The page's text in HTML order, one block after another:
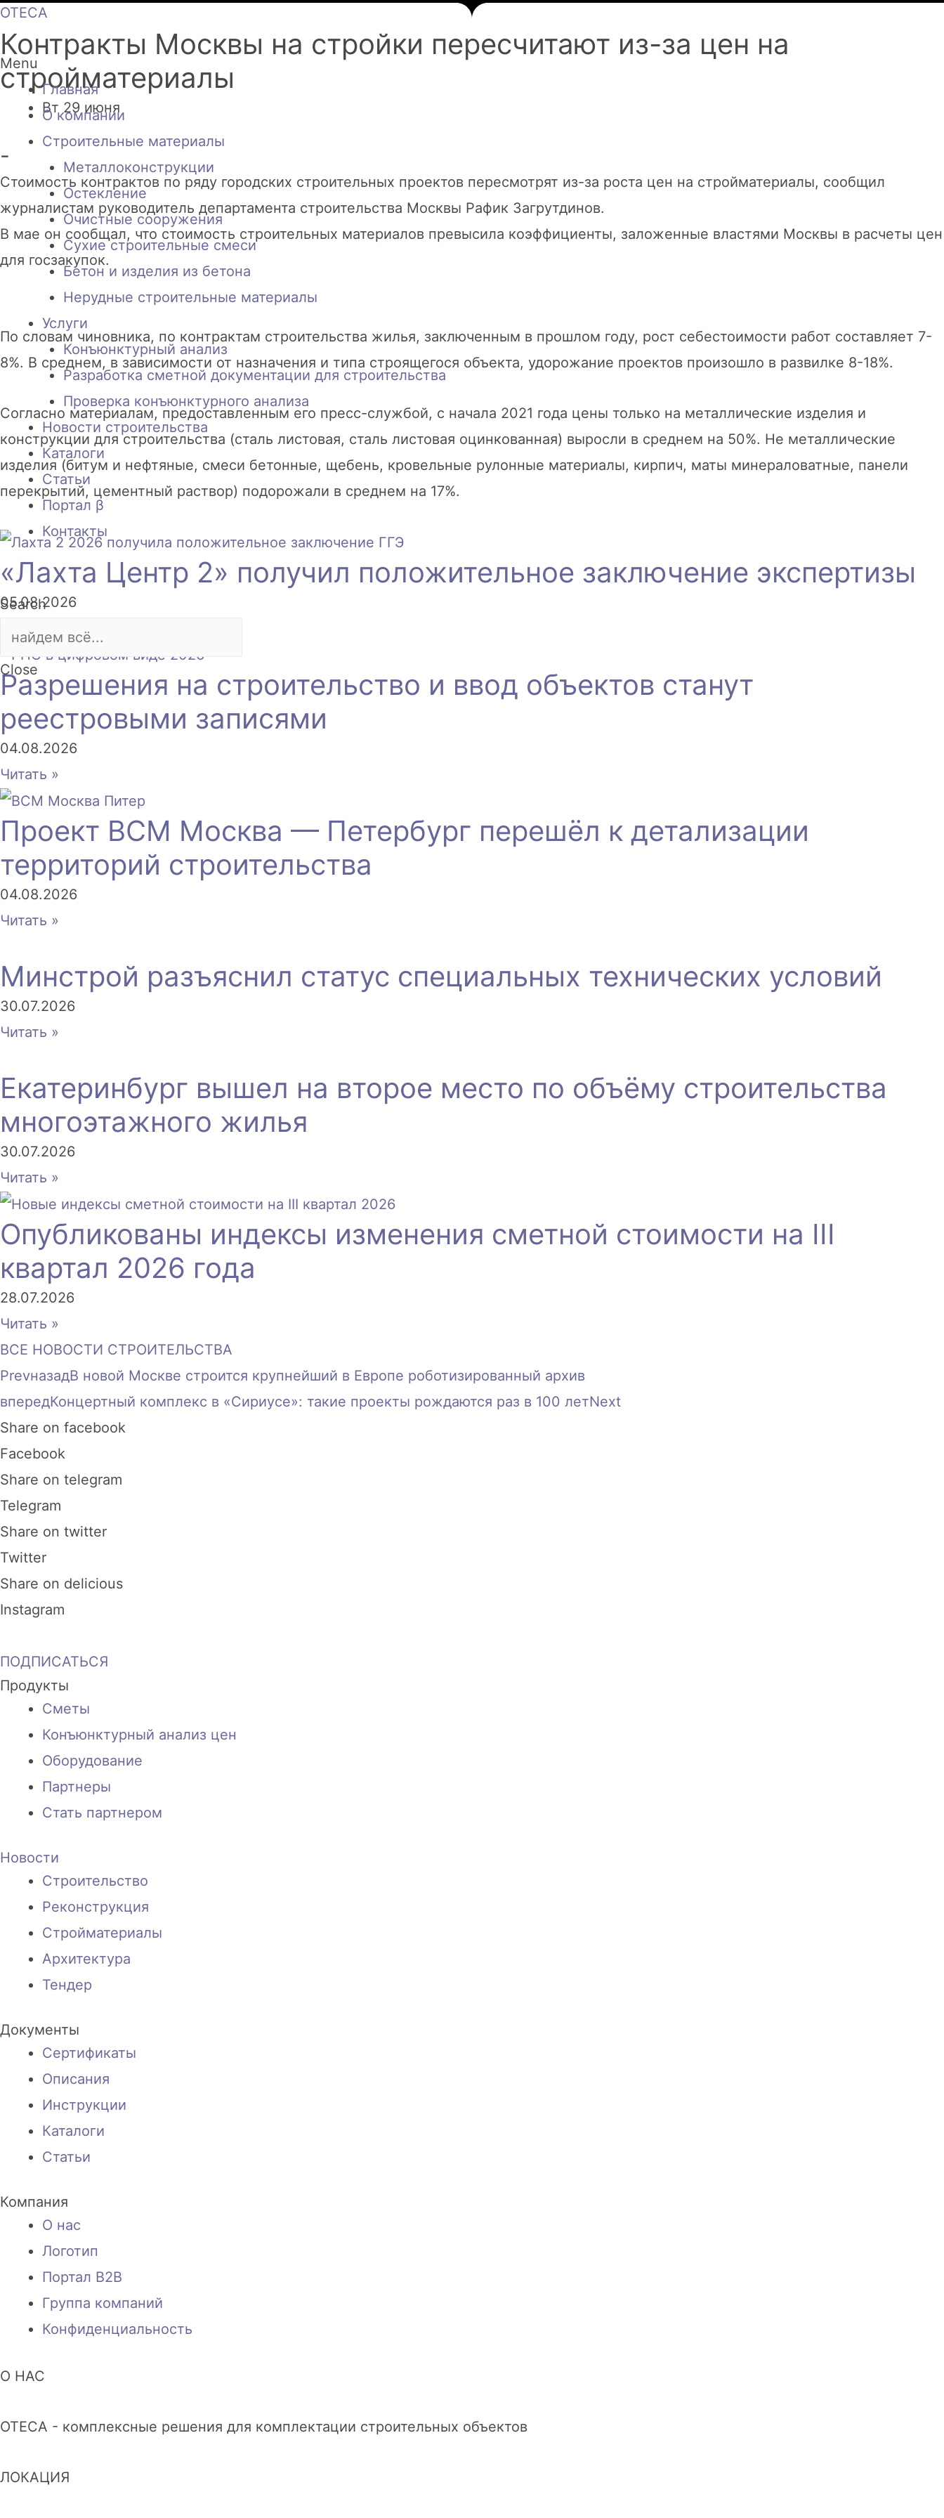
OTECA
Menu
Главная
О компании
Строительные материалы
Металлоконструкции
Остекление
Очистные сооружения
Сухие строительные смеси
Бетон и изделия из бетона
Нерудные строительные материалы
Услуги
Конъюнктурный анализ
Разработка сметной документации для строительства
Проверка конъюнктурного анализа
Новости строительства
Каталоги
Статьи
Портал β
Контакты
Search
Close
Контракты Москвы на стройки пересчитают из-за цен на
стройматериалы
Вт 29 июня
-
Стоимость контрактов по ряду городских строительных проектов пересмотрят из-за роста цен на стройматериалы, сообщил
журналистам руководитель департамента строительства Москвы Рафик Загрутдинов.
В мае он сообщал, что стоимость строительных материалов превысила коэффициенты, заложенные властями Москвы в расчеты цен
для госзакупок.
По словам чиновника, по контрактам строительства жилья, заключенным в прошлом году, рост себестоимости работ составляет 7-
8%. В среднем, в зависимости от назначения и типа строящегося объекта, удорожание проектов произошло в развилке 8-18%.
Согласно материалам, предоставленным его пресс-службой, с начала 2021 года цены только на металлические изделия и
конструкции для строительства (сталь листовая, сталь листовая оцинкованная) выросли в среднем на 50%. Не металлические
изделия (битум и нефтяные, смеси бетонные, щебень, кровельные рулонные материалы, кирпич, маты минераловатные, панели
перекрытий, цементный раствор) подорожали в среднем на 17%.
«Лахта Центр 2» получил положительное заключение экспертизы
05.08.2026
Читать »
Разрешения на строительство и ввод объектов станут
реестровыми записями
04.08.2026
Читать »
Проект ВСМ Москва — Петербург перешёл к детализации
территорий строительства
04.08.2026
Читать »
Минстрой разъяснил статус специальных технических условий
30.07.2026
Читать »
Екатеринбург вышел на второе место по объёму строительства
многоэтажного жилья
30.07.2026
Читать »
Опубликованы индексы изменения сметной стоимости на III
квартал 2026 года
28.07.2026
Читать »
ВСЕ НОВОСТИ СТРОИТЕЛЬСТВА
PrevназадВ новой Москве строится крупнейший в Европе роботизированный архив
впередКонцертный комплекс в «Сириусе»: такие проекты рождаются раз в 100 летNext
Share on facebook
Facebook
Share on telegram
Telegram
Share on twitter
Twitter
Share on delicious
Instagram
ПОДПИСАТЬСЯ
Продукты
Сметы
Конъюнктурный анализ цен
Оборудование
Партнеры
Стать партнером
Новости
Строительство
Реконструкция
Стройматериалы
Архитектура
Тендер
Документы
Сертификаты
Описания
Инструкции
Каталоги
Статьи
Компания
О нас
Логотип
Портал B2B
Группа компаний
Конфиденциальность
О НАС
OTECA - комплексные решения для комплектации строительных объектов
ЛОКАЦИЯ